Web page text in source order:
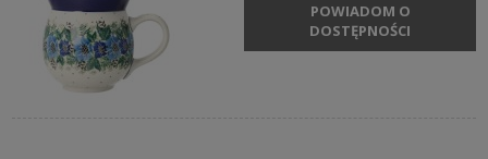
POWIADOM O
DOSTĘPNOŚCI